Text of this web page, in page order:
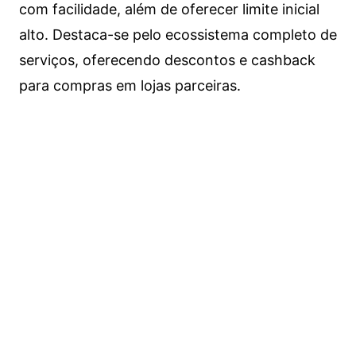
com facilidade, além de oferecer limite inicial
alto. Destaca-se pelo ecossistema completo de
serviços, oferecendo descontos e cashback
para compras em lojas parceiras.